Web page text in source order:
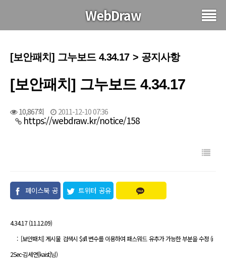
WebDraw
[보안패치] 그누보드 4.34.17 > 공지사항
[보안패치] 그누보드 4.34.17
10,867회 2011-12-10 07:36
https://webdraw.kr/notice/158
페이스북 공
트위터 공유
4.34.17 (11.12.09)
: [보안패치] 게시물 검색시 $sfl 변수를 이용하여 패스워드 유추가 가능한 부분을 수정 (i
2Sec-김세연[kaist]님)